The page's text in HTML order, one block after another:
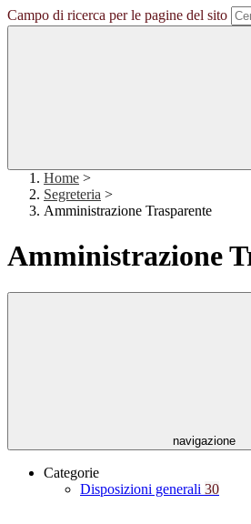
Campo di ricerca per le pagine del sito
Home >
Segreteria >
Amministrazione Trasparente
Amministrazione
navigazione
Categorie
Disposizioni generali 30